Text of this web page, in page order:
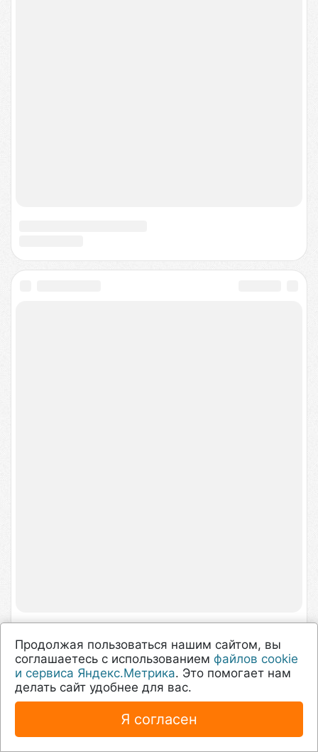
Техподдержка
Продолжая пользоваться нашим сайтом, вы
соглашаетесь с использованием файлов cookie
и сервиса Яндекс.Метрика. Это помогает нам
делать сайт удобнее для вас.
Я согласен